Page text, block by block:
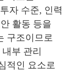
자 수준, 인력
활동 등을
구조이므로
부 관리
적인 요소로